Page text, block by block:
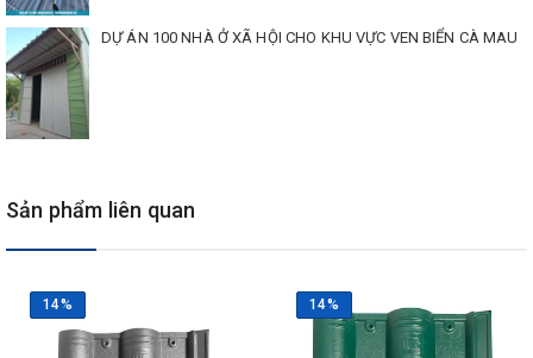
đa dạng. Được sơn phủ bởi công nghệ và vật liệu đặc biệt, ngói
màu Dic sần có độ bền màu cao, chống rêu mốc, chống bám bụi
DỰ ÁN 100 NHÀ Ở XÃ HỘI CHO KHU VỰC VEN BIỂN CÀ MAU
Sản phẩm liên quan
14% 14%